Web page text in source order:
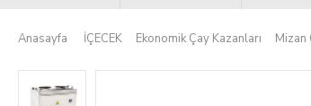
Anasayfa İÇECEK Ekonomik Çay Kazanları Mizan